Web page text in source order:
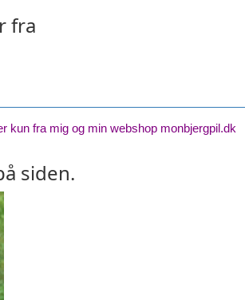
fra
kun fra mig og min webshop monbjergpil.dk
siden.